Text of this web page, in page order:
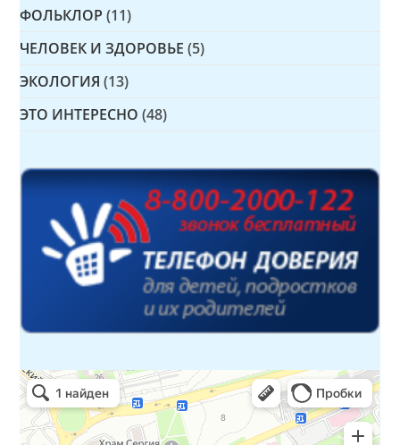
ФОЛЬКЛОР (11)
ЧЕЛОВЕК И ЗДОРОВЬЕ (5)
ЭКОЛОГИЯ (13)
ЭТО ИНТЕРЕСНО (48)
Детская библиотека № 14 Дружбы народов
Библиотека в Севастополе